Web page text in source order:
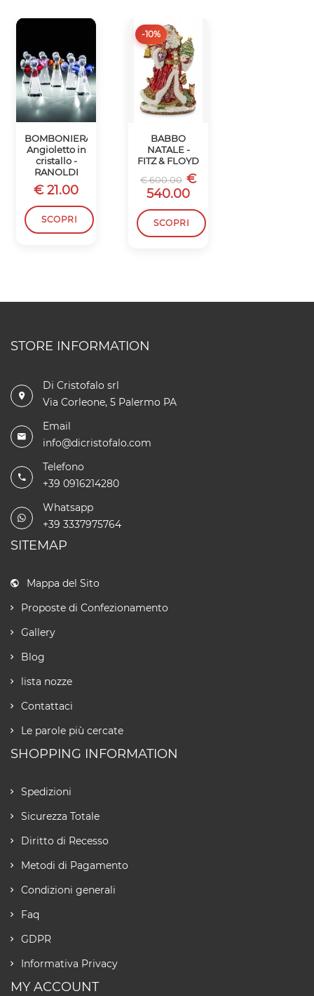
BOMBONIERA
Angioletto in
cristallo -
RANOLDI
€ 21.00
SCOPRI
-10%
BABBO
NATALE -
FITZ & FLOYD
€ 600.00 €
540.00
SCOPRI
STORE INFORMATION
Di Cristofalo srl
Via Corleone, 5 Palermo PA
Email
info@dicristofalo.com
Telefono
+39 0916214280
Whatsapp
+39 3337975764
SITEMAP
Mappa del Sito
Proposte di Confezionamento
Gallery
Blog
lista nozze
Contattaci
Le parole più cercate
SHOPPING INFORMATION
Spedizioni
Sicurezza Totale
Diritto di Recesso
Metodi di Pagamento
Condizioni generali
Faq
GDPR
Informativa Privacy
MY ACCOUNT